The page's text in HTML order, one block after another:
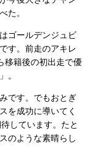
た。
ゴールデンジュビ
す。前走のアキレ
移籍後の初出走で優
。
です。でもおとぎ
を成功に導いてく
しています。たと
のような素晴らし